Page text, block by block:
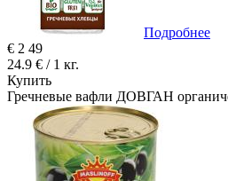
Подробнее
€ 2 49
24.9 € / 1 кг.
Купить
Гречневые вафли ДОВГАН